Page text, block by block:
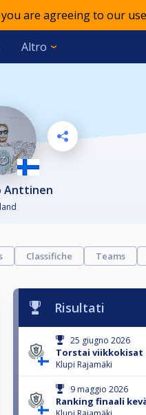
are agreeing to our
Altro
Anttinen
Classifiche Teams
Risultati
25 giugno 2026
Torstai viikkokisat
Klupi Rajamäki
9 maggio 2026
Ranking finaali